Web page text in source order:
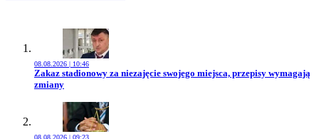
08.08.2026 | 10:46
Przejdź do artykułu:
Zakaz stadionowy za niezajęcie swojego miejsca, przepisy wymagają
zmiany
08.08.2026 | 09:23